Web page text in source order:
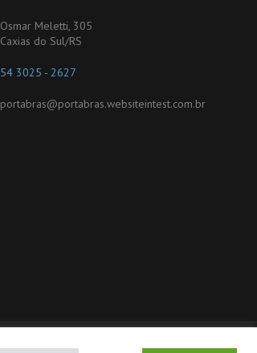
Osmar Meletti, 305
Caxias do Sul/RS
54 3025 - 2627
portabras@portabras.websiteintest.com.br